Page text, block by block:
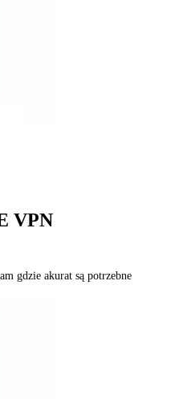
VPN
gdzie akurat są potrzebne